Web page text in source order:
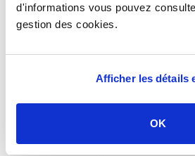
d'informations vous pouvez
gestion des cookies.
Afficher les détails
OK
259,97 €TTC
216,64 €
FIXATION MURALE POUR
MAGRA
Fixation murale répartiteur de